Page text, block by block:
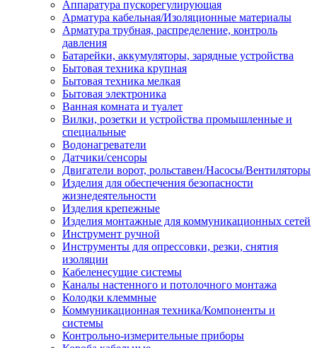
Аппаратура пускорегулирующая
Арматура кабельная/Изоляционные материалы
Арматура трубная, распределение, контроль
давления
Батарейки, аккумуляторы, зарядные устройства
Бытовая техника крупная
Бытовая техника мелкая
Бытовая электроника
Ванная комната и туалет
Вилки, розетки и устройства промышленные и
специальные
Водонагреватели
Датчики/сенсоры
Двигатели ворот, рольставен/Насосы/Вентиляторы
Изделия для обеспечения безопасности
жизнедеятельности
Изделия крепежные
Изделия монтажные для коммуникационных сетей
Инструмент ручной
Инструменты для опрессовки, резки, снятия
изоляции
Кабеленесущие системы
Каналы настенного и потолочного монтажа
Колодки клеммные
Коммуникационная техника/Компоненты и
системы
Контрольно-измерительные приборы